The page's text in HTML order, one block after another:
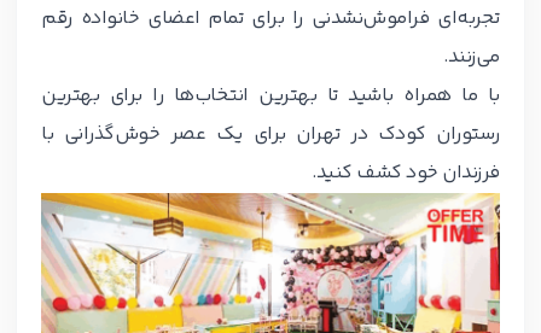
تجربه‌ای فراموش‌نشدنی را برای تمام اعضای خانواده رقم
می‌زنند.
با ما همراه باشید تا بهترین انتخاب‌ها را برای بهترین
رستوران کودک در تهران برای یک عصر خوش‌گذرانی با
فرزندان خود کشف کنید.